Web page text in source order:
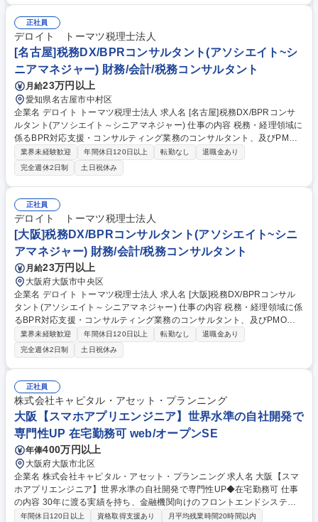
ランキングTOP100に5年連続選出、生保を中心とした金融業界で導入シ
ェアTOPクラスを誇る、技術力の高いプロダクトを展開しています。 ■コ
ンサルティングなどの上流工程から開発まで一気通貫したサービスを提供
できていることに加え、金融業界の専門知識を持った社員が多く、お客様
からの高評価が、長期的な直取引に繋がっています。 募集職種 東京【P
M】生成AIなど最新技術を活用/金融システムDX推進/プライム案件90%以
上
正社員
デロイト トーマツ税理士法人
[名古屋]税務DX/BPRコンサルタント(アソシエイト~シ
ニアマネジャー) 財務/会計/税務コンサルタント
月給23万円以上
愛知県名古屋市中村区
企業名 デロイト トーマツ税理士法人 求人名 [名古屋]税務DX/BPRコンサ
ルタント(アソシエイト～シニアマネジャー) 仕事の内容 税務・経理領域に
係るBPR対応支援・コンサルティング業務のコンサルタント、及びPMO
としてPJに参画いただきます。クライアントの業務を理解し、各専門家と
連携して顧客に改革をもたらすことがミッションです。 【業務改善コンサ
ルティング業務(BPR/DX推進)】■税務業務の改善・高度化に向けたコンサ
ルティング■RPA/VBA/ETLツール等を利用した業務の自動化支援■ペーパ
ーレス化、税務領域における生成AI導入支援など【制度対応コンサルティ
ング業務】■Public CbCRや各国での会計・税務情報開示に向けた対応支
援■国籍企業に向けた税制（Pillar 2 (GloBEルール)等）の対応に向けた業
務設計、システム導入とその運用支援など 募集職種 [名古屋]税務DX/BPR
コンサルタント(アソシエイト～シニアマネジャー)
業界未経験歓迎 年間休日120日以上 転勤なし
退職金あり
完全週休2日制
土日祝休み
正社員
デロイト トーマツ税理士法人
[大阪]税務DX/BPRコンサルタント(アソシエイト~シニ
アマネジャー) 財務/会計/税務コンサルタント
月給23万円以上
大阪府大阪市中央区
企業名 デロイト トーマツ税理士法人 求人名 [大阪]税務DX/BPRコンサル
タント(アソシエイト～シニアマネジャー) 仕事の内容 税務・経理領域に係
るBPR対応支援・コンサルティング業務のコンサルタント、及びPMOと
してPJに参画いただきます。クライアントの業務を理解し、各専門家と連
携して顧客に改革をもたらすことがミッションです。 【業務改善コンサル
ティング業務(BPR/DX推進)】■税務業務の改善・高度化に向けたコンサル
ティング■RPA/VBA/ETLツール等を利用した業務の自動化支援■ペーパー
レス化、税務領域における生成AI導入支援など【制度対応コンサルティン
グ業務】■Public CbCRや各国での会計・税務情報開示に向けた対応支援■
国籍企業に向けた税制（Pillar 2 (GloBEルール)等）の対応に向けた業務設
計、システム導入とその運用支援など 募集職種 [大阪]税務DX/BPRコンサ
ルタント(アソシエイト～シニアマネジャー)
業界未経験歓迎 年間休日120日以上 転勤なし
退職金あり
完全週休2日制
土日祝休み
正社員
株式会社キャピタル・アセット・プランニング
大阪【スマホアプリエンジニア】世界水準の自社開発で
専門性UP 在宅勤務可 web/オープンSE
年俸400万円以上
大阪府大阪市北区
企業名 株式会社キャピタル・アセット・プランニング 求人名 大阪【スマ
ホアプリエンジニア】世界水準の自社開発で専門性UP◆在宅勤務可 仕事
の内容 30年に渡る実績を持ち、金融機関向けのフロントエンドシステム
で高いシェアを誇ります。投資信託販売支援・保険設計システムなどの、
年間休日120日以上 資格取得支援あり
月平均残業時間20時間以内